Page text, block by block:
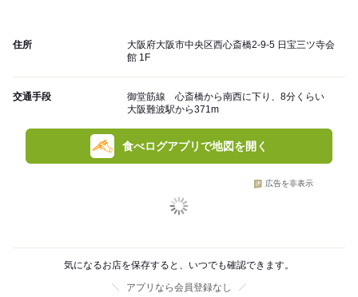
住所
大阪府大阪市中央区西心斎橋2-9-5 日宝三ツ寺会
館 1F
交通手段
御堂筋線 心斎橋から南西に下り、8分くらい
大阪難波駅から371m
食べログアプリで地図を開く
広告を非表示
気になるお店を保存すると、いつでも確認できます。
アプリなら会員登録なし